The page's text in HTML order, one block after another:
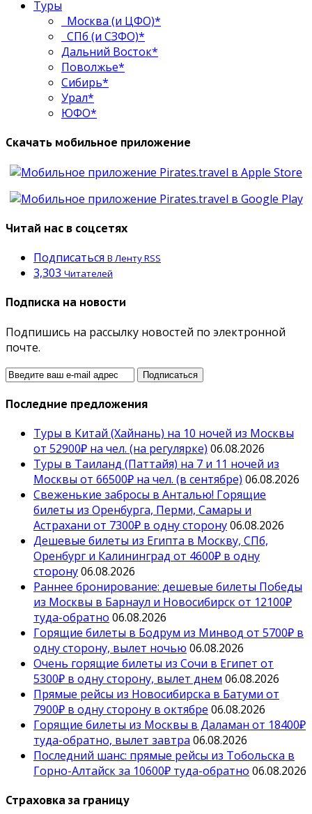
Туры
Москва (и ЦФО)*
СПб (и СЗФО)*
Дальний Восток*
Поволжье*
Сибирь*
Урал*
ЮФО*
Скачать мобильное приложение
Читай нас в соцсетях
Подписаться В Ленту RSS
3,303 Читателей
Подписка на новости
Подпишись на рассылку новостей по электронной
почте.
Последние предложения
Туры в Китай (Хайнань) на 10 ночей из Москвы
от 52900₽ на чел. (на регулярке) 06.08.2026
Туры в Таиланд (Паттайя) на 7 и 11 ночей из
Москвы от 66500₽ на чел. (в сентябре) 06.08.2026
Свеженькие забросы в Анталью! Горящие
билеты из Оренбурга, Перми, Самары и
Астрахани от 7300₽ в одну сторону06.08.2026
Дешевые билеты из Египта в Москву, СПб,
Оренбург и Калининград от 4600₽ в одну
сторону06.08.2026
Раннее бронирование: дешевые билеты Победы
из Москвы в Барнаул и Новосибирск от 12100₽
туда-обратно 06.08.2026
Горящие билеты в Бодрум из Минвод от 5700₽ в
одну сторону, вылет ночью 06.08.2026
Очень горящие билеты из Сочи в Египет от
5300₽ в одну сторону, вылет днем 06.08.2026
Прямые рейсы из Новосибирска в Батуми от
7900₽ в одну сторону в октябре 06.08.2026
Горящие билеты из Москвы в Даламан от 18400₽
туда-обратно, вылет завтра 06.08.2026
Последний шанс: прямые рейсы из Тобольска в
Горно-Алтайск за 10600₽ туда-обратно 06.08.2026
Страховка за границу